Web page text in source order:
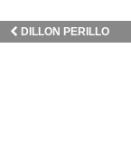
DILLON PERILLO